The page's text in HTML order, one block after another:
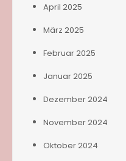
April 2025
März 2025
Februar 2025
Januar 2025
Dezember 2024
November 2024
Oktober 2024